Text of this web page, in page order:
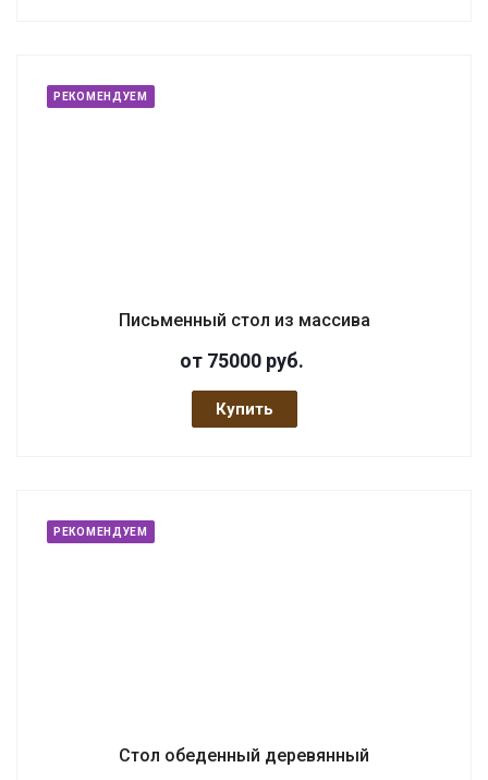
РЕКОМЕНДУЕМ
Письменный стол из массива
от 75000 руб.
Купить
РЕКОМЕНДУЕМ
Стол обеденный деревянный